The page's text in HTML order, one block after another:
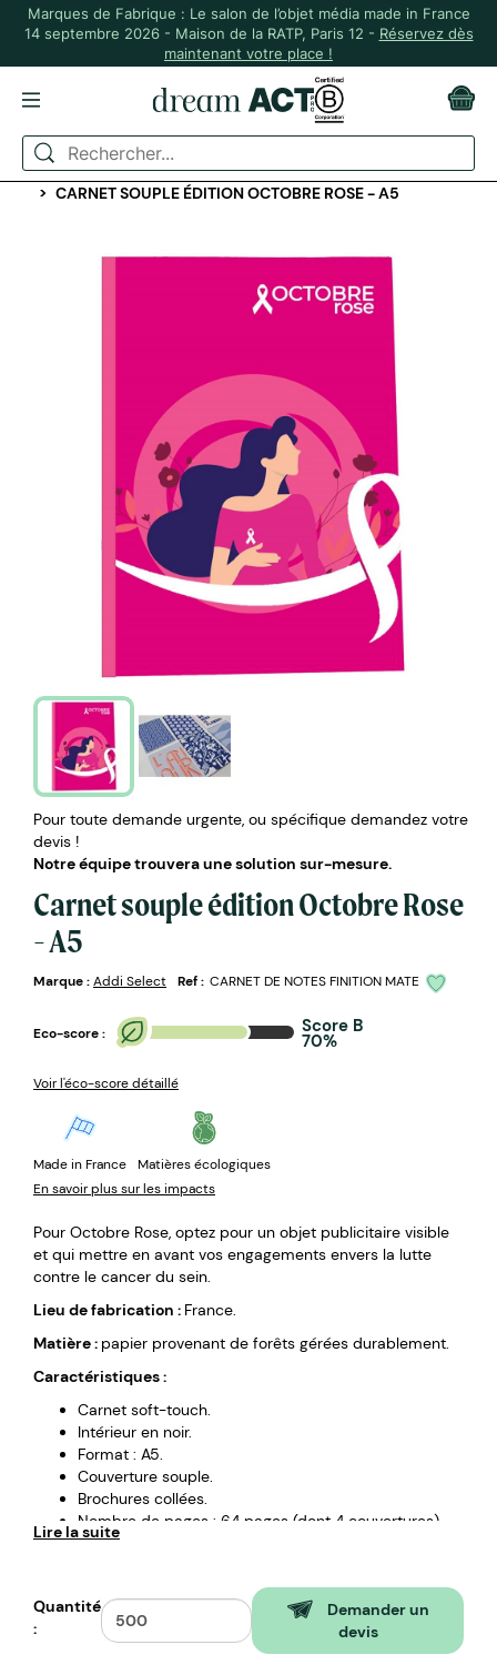
Marques de Fabrique : Le salon de l’objet média made in France
14 septembre 2026 - Maison de la RATP, Paris 12 - Réservez dès
maintenant votre place !
ACCUEIL
ÉVÉNEMENTIEL
COMMUNICATION, FLYERS, PLV
CARNET SOUPLE ÉDITION OCTOBRE ROSE - A5
Pour toute demande urgente, ou spécifique demandez votre
devis !
Notre équipe trouvera une solution sur-mesure.
Carnet souple édition Octobre Rose
- A5
Marque :Addi Select Ref : CARNET DE NOTES FINITION MATE
Eco-score : Score B
70%
Voir l'éco-score détaillé
Made in France
Matières écologiques
En savoir plus sur les impacts
Pour Octobre Rose, optez pour un objet publicitaire visible
et qui mettre en avant vos engagements envers la lutte
contre le cancer du sein.
Lieu de fabrication : France.
Matière : papier provenant de forêts gérées durablement.
Caractéristiques :
Carnet soft-touch.
Intérieur en noir.
Format : A5.
Couverture souple.
Brochures collées.
Nombre de pages : 64 pages (dont 4 couvertures).
Grammage : 300 gr, dont 80 gr pour les pages,
Impression : au recto quadrichromie, dont finition
pelliculage soft-touch.
Lire la suite
Quantité
:
Demander un
devis